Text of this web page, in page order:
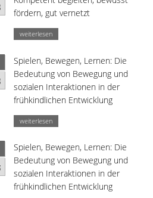
fördern, gut vernetzt
weiterlesen
Spielen, Bewegen, Lernen: Die
Bedeutung von Bewegung und
sozialen Interaktionen in der
frühkindlichen Entwicklung
weiterlesen
Spielen, Bewegen, Lernen: Die
Bedeutung von Bewegung und
sozialen Interaktionen in der
frühkindlichen Entwicklung